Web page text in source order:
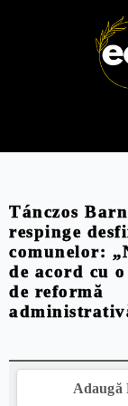
Tánczos
respinge
comunelor:
de acord cu
de reformă
Adaugă